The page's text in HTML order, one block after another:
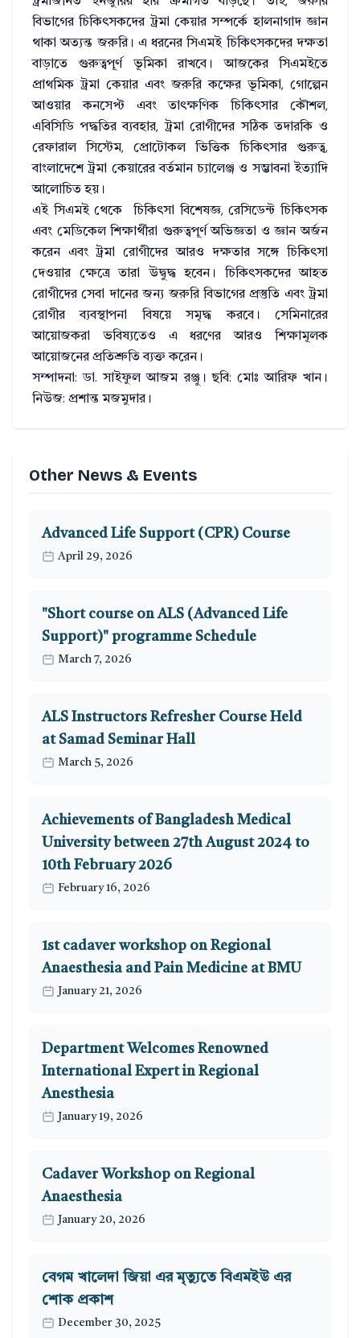
বিভাগের চিকিৎসকদের ট্রমা কেয়ার সম্পর্কে হালনাগাদ জ্ঞান
থাকা অত্যন্ত জরুরি। এ ধরনের সিএমই চিকিৎসকদের দক্ষতা
বাড়াতে গুরুত্বপূর্ণ ভূমিকা রাখবে। আজকের সিএমইতে
প্রাথমিক ট্রমা কেয়ার এবং জরুরি কক্ষের ভূমিকা, গোল্পেন
আওয়ার কনসেপ্ট এবং তাৎক্ষণিক চিকিৎসার কৌশল,
এবিসিডি পদ্ধতির ব্যবহার, ট্রমা রোগীদের সঠিক তদারকি ও
রেফারাল সিস্টেম, প্রোটোকল ভিত্তিক চিকিৎসার গুরুত্ব,
বাংলাদেশে ট্রমা কেয়ারের বর্তমান চ্যালেঞ্জ ও সম্ভাবনা ইত্যাদি
আলোচিত হয়।
এই সিএমই থেকে চিকিৎসা বিশেষজ্ঞ, রেসিডেন্ট চিকিৎসক
এবং মেডিকেল শিক্ষার্থীরা গুরুত্বপূর্ণ অভিজ্ঞতা ও জ্ঞান অর্জন
করেন এবং ট্রমা রোগীদের আরও দক্ষতার সঙ্গে চিকিৎসা
দেওয়ার ক্ষেত্রে তারা উদ্বুদ্ধ হবেন। চিকিৎসকদের আহত
রোগীদের সেবা দানের জন্য জরুরি বিভাগের প্রস্তুতি এবং ট্রমা
রোগীর ব্যবস্থাপনা বিষয়ে সমৃদ্ধ করবে। সেমিনারের
আয়োজকরা ভবিষ্যতেও এ ধরণের আরও শিক্ষামূলক
আয়োজনের প্রতিশ্রুতি ব্যক্ত করেন।
সম্পাদনা: ডা. সাইফুল আজম রঞ্জু। ছবি: মোঃ আরিফ খান।
নিউজ: প্রশান্ত মজমুদার।
Other News & Events
Advanced Life Support (CPR) Course
April 29, 2026
"Short course on ALS (Advanced Life
Support)" programme Schedule
March 7, 2026
ALS Instructors Refresher Course Held
at Samad Seminar Hall
March 5, 2026
Achievements of Bangladesh Medical
University between 27th August 2024 to
10th February 2026
February 16, 2026
1st cadaver workshop on Regional
Anaesthesia and Pain Medicine at BMU
January 21, 2026
Department Welcomes Renowned
International Expert in Regional
Anesthesia
January 19, 2026
Cadaver Workshop on Regional
Anaesthesia
January 20, 2026
বেগম খালেদা জিয়া এর মৃত্যুতে বিএমইউ এর
শোক প্রকাশ
December 30, 2025